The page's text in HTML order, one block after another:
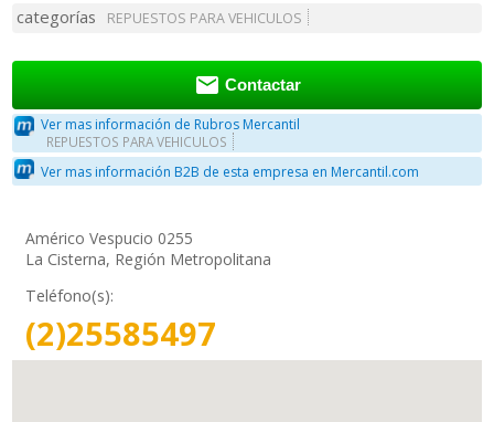
categorías REPUESTOS PARA VEHICULOS
 Contactar
Ver mas información de Rubros Mercantil
REPUESTOS PARA VEHICULOS
Ver mas información B2B de esta empresa en Mercantil.com
Américo Vespucio 0255
La Cisterna, Región Metropolitana
Teléfono(s):
(2)25585497